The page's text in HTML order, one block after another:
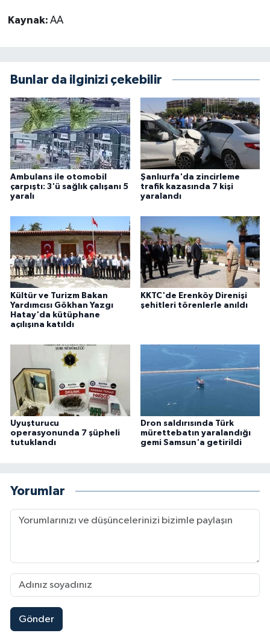
Kaynak: AA
Bunlar da ilginizi çekebilir
Ambulans ile otomobil
çarpıştı: 3'ü sağlık çalışanı 5
yaralı
Şanlıurfa'da zincirleme
trafik kazasında 7 kişi
yaralandı
Kültür ve Turizm Bakan
Yardımcısı Gökhan Yazgı
Hatay'da kütüphane
açılışına katıldı
KKTC'de Erenköy Direnişi
şehitleri törenlerle anıldı
Uyuşturucu
operasyonunda 7 şüpheli
tutuklandı
Dron saldırısında Türk
mürettebatın yaralandığı
gemi Samsun'a getirildi
Yorumlar
Gönder